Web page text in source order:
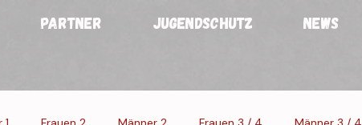
PARTNER JUGENDSCHUTZ NEWS